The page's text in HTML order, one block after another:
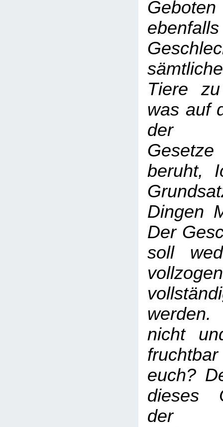
Tiere
was auf
der
beruht,
Dingen
Der
soll
nicht
euch?
dieses
der